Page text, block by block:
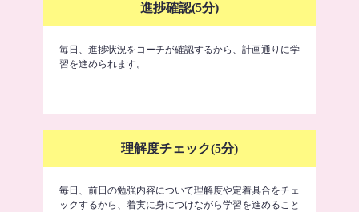
進捗確認(5分)
毎日、進捗状況をコーチが確認するから、計画通りに学
習を進められます。
理解度チェック(5分)
毎日、前日の勉強内容について理解度や定着具合をチェ
ックするから、着実に身につけながら学習を進めること